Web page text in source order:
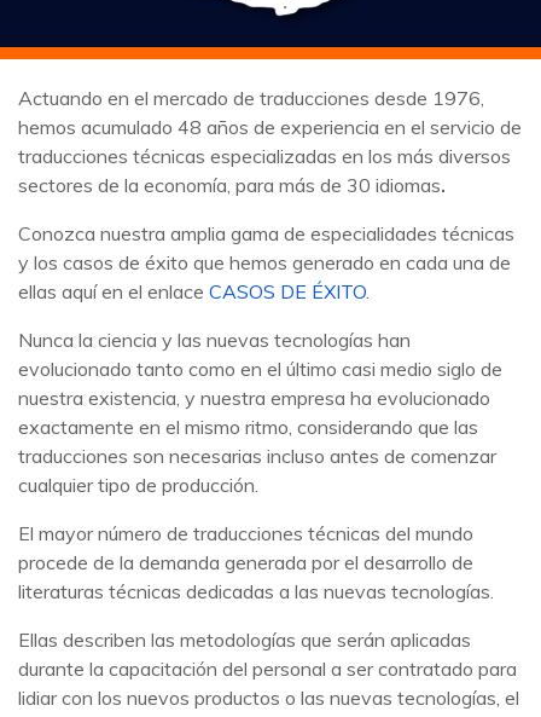
Actuando en el mercado de traducciones desde 1976,
hemos acumulado 48 años de experiencia en el servicio de
traducciones técnicas especializadas en los más diversos
sectores de la economía, para más de 30 idiomas.
Conozca nuestra amplia gama de especialidades técnicas
y los casos de éxito que hemos generado en cada una de
ellas aquí en el enlace CASOS DE ÉXITO.
Nunca la ciencia y las nuevas tecnologías han
evolucionado tanto como en el último casi medio siglo de
nuestra existencia, y nuestra empresa ha evolucionado
exactamente en el mismo ritmo, considerando que las
traducciones son necesarias incluso antes de comenzar
cualquier tipo de producción.
El mayor número de traducciones técnicas del mundo
procede de la demanda generada por el desarrollo de
literaturas técnicas dedicadas a las nuevas tecnologías.
Ellas describen las metodologías que serán aplicadas
durante la capacitación del personal a ser contratado para
lidiar con los nuevos productos o las nuevas tecnologías, el